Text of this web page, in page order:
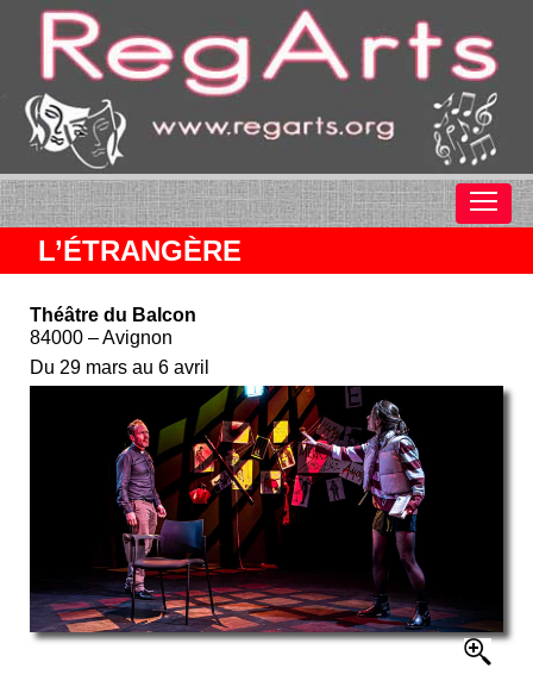
L’ÉTRANGÈRE
Théâtre du Balcon
84000 – Avignon
Du 29 mars au 6 avril